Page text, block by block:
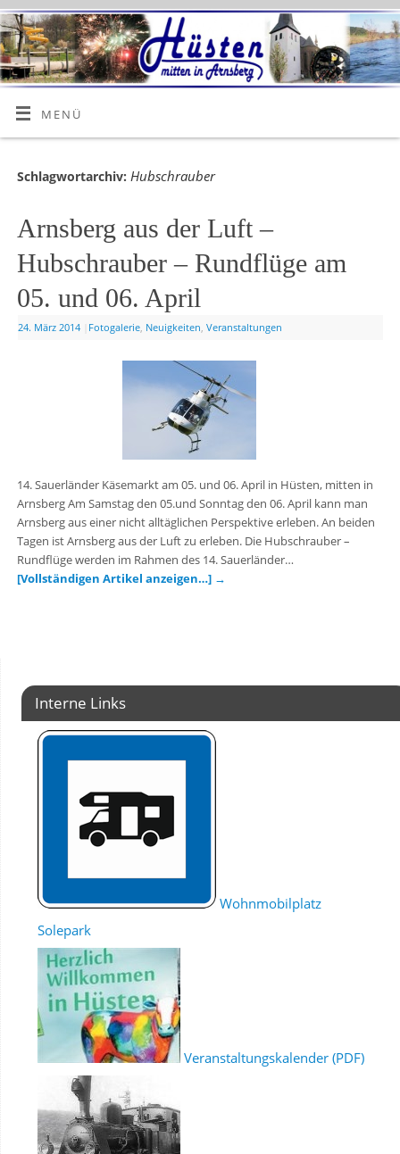
MENÜ
Schlagwortarchiv: Hubschrauber
Arnsberg aus der Luft –
Hubschrauber – Rundflüge am
05. und 06. April
24. März 2014 Fotogalerie, Neuigkeiten Veranstaltungen
14. Sauerländer Käsemarkt am 05. und 06. April in Hüsten, mitten in
Arnsberg Am Samstag den 05.und Sonntag den 06. April kann man
Arnsberg aus einer nicht alltäglichen Perspektive erleben. An beiden
Tagen ist Arnsberg aus der Luft zu erleben. Die Hubschrauber –
Rundflüge werden im Rahmen des 14. Sauerländer…
[Vollständigen Artikel anzeigen…] →
Interne Links
Wohnmobilplatz
Solepark
Veranstaltungskalender (PDF)